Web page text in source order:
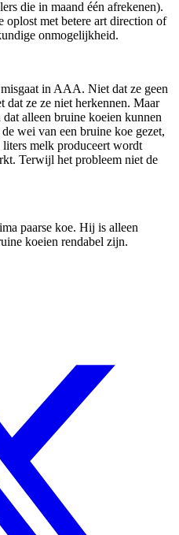
die in maand één afrekenen).
oplost met betere art direction of
onmogelijkheid.
in AAA. Niet dat ze geen
dat ze ze niet herkennen. Maar
alleen bruine koeien kunnen
wei van een bruine koe gezet,
melk produceert wordt
Terwijl het probleem niet de
paarse koe. Hij is alleen
koeien rendabel zijn.